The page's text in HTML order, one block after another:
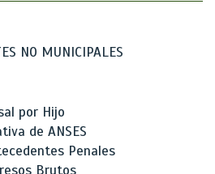
NO MUNICIPALES
por Hijo
de ANSES
Penales
Brutos